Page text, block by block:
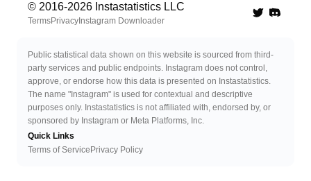
© 2016-2026 Instastatistics LLC
TermsPrivacy Instagram Downloader TwitterDiscord
Public statistical data shown on this website is sourced from third-
party services and public endpoints. Instagram does not control,
approve, or endorse how this data is presented on Instastatistics.
The name "Instagram" is used for contextual and descriptive
purposes only. Instastatistics is not affiliated with, endorsed by, or
sponsored by Instagram or Meta Platforms, Inc.
Quick Links
Terms of Service Privacy Policy